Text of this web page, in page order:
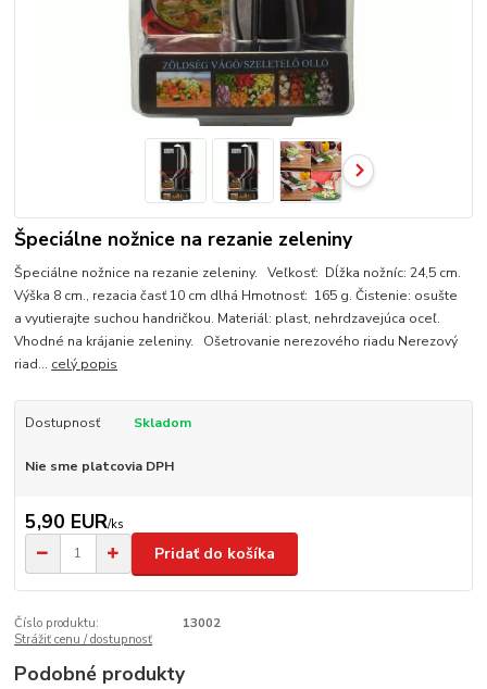
Špeciálne nožnice na rezanie zeleniny
Špeciálne nožnice na rezanie zeleniny. Veľkosť: Dĺžka nožníc: 24,5 cm.
Výška 8 cm., rezacia časť 10 cm dlhá Hmotnosť: 165 g. Čistenie: osušte
a vyutierajte suchou handričkou. Materiál: plast, nehrdzavejúca oceľ.
Vhodné na krájanie zeleniny. Ošetrovanie nerezového riadu Nerezový
riad... celý popis
Dostupnosť Skladom
Nie sme platcovia DPH
5,90 EUR/ks
Pridať do košíka
Číslo produktu:
13002
Strážiť cenu / dostupnosť
Podobné produkty